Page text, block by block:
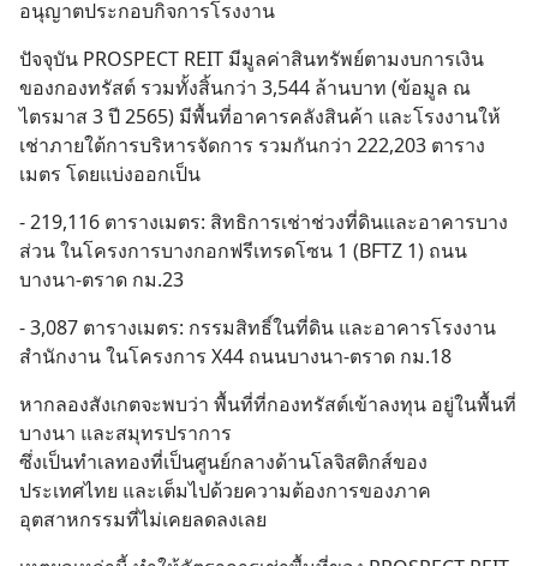
อนุญาตประกอบกิจการโรงงาน
ปัจจุบัน PROSPECT REIT มีมูลค่าสินทรัพย์ตามงบการเงิน
ของกองทรัสต์ รวมทั้งสิ้นกว่า 3,544 ล้านบาท (ข้อมูล ณ
ไตรมาส 3 ปี 2565) มีพื้นที่อาคารคลังสินค้า และโรงงานให้
เช่าภายใต้การบริหารจัดการ รวมกันกว่า 222,203 ตาราง
เมตร โดยแบ่งออกเป็น
- 219,116 ตารางเมตร: สิทธิการเช่าช่วงที่ดินและอาคารบาง
ส่วน ในโครงการบางกอกฟรีเทรดโซน 1 (BFTZ 1) ถนน
บางนา-ตราด กม.23
- 3,087 ตารางเมตร: กรรมสิทธิ์ในที่ดิน และอาคารโรงงาน
สำนักงาน ในโครงการ X44 ถนนบางนา-ตราด กม.18
หากลองสังเกตจะพบว่า พื้นที่ที่กองทรัสต์เข้าลงทุน อยู่ในพื้นที่
บางนา และสมุทรปราการ
ซึ่งเป็นทำเลทองที่เป็นศูนย์กลางด้านโลจิสติกส์ของ
ประเทศไทย และเต็มไปด้วยความต้องการของภาค
อุตสาหกรรมที่ไม่เคยลดลงเลย